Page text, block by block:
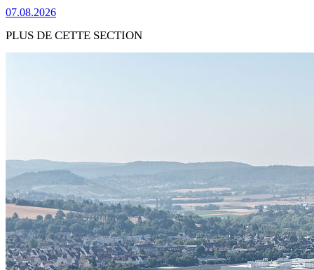
07.08.2026
PLUS DE CETTE SECTION